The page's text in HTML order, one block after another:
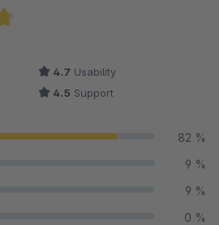
out of 5 stars
4.7 Usability
4.5 Support
82 %
9 %
9 %
0 %